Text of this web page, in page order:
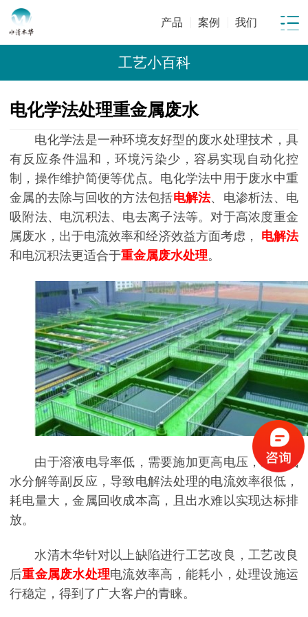
产品 案例 我们
工艺小百科
电化学法处理重金属废水
电化学法是一种环境友好型的废水处理技术，具
有反应条件温和，环境污染少，容易实现自动化控
制，操作维护简便等优点。电化学法中用于废水中重
金属的去除与回收的方法包括电解法、电渗析法、电
吸附法、电沉积法、电去离子法等。对于高浓度重金
属废水，出于电流效率和经济效益方面考虑， 电解法
和电沉积法更适合于重金属废水处理。
由于溶液电导率低，需要施加更高电压，易造成
水分解等副反应，导致电解法处理的电流效率很低，
耗电量大，金属回收成本高，且出水难以实现达标排
放。
水清木华针对以上缺陷进行工艺改良，工艺改良
后重金属废水处理电流效率高，能耗小，处理设施运
行稳定，得到了广大客户的青睐。